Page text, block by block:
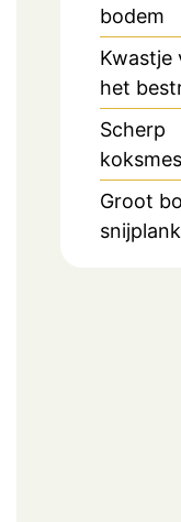
bodem
Kwastje
het
Scherp
koksmes
Groot
snijplank